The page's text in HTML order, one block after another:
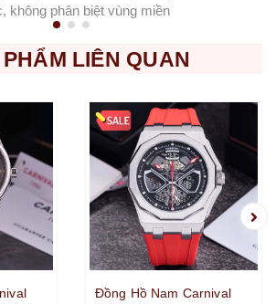
không phân biệt vùng miền
LIÊN QUAN
Đồng Hồ Nam Carnival